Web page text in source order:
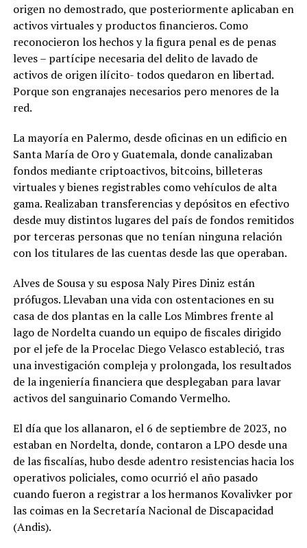
origen no demostrado, que posteriormente aplicaban en
activos virtuales y productos financieros. Como
reconocieron los hechos y la figura penal es de penas
leves – partícipe necesaria del delito de lavado de
activos de origen ilícito- todos quedaron en libertad.
Porque son engranajes necesarios pero menores de la
red.
La mayoría en Palermo, desde oficinas en un edificio en
Santa María de Oro y Guatemala, donde canalizaban
fondos mediante criptoactivos, bitcoins, billeteras
virtuales y bienes registrables como vehículos de alta
gama. Realizaban transferencias y depósitos en efectivo
desde muy distintos lugares del país de fondos remitidos
por terceras personas que no tenían ninguna relación
con los titulares de las cuentas desde las que operaban.
Alves de Sousa y su esposa Naly Pires Diniz están
prófugos. Llevaban una vida con ostentaciones en su
casa de dos plantas en la calle Los Mimbres frente al
lago de Nordelta cuando un equipo de fiscales dirigido
por el jefe de la Procelac Diego Velasco estableció, tras
una investigación compleja y prolongada, los resultados
de la ingeniería financiera que desplegaban para lavar
activos del sanguinario Comando Vermelho.
El día que los allanaron, el 6 de septiembre de 2023, no
estaban en Nordelta, donde, contaron a LPO desde una
de las fiscalías, hubo desde adentro resistencias hacia los
operativos policiales, como ocurrió el año pasado
cuando fueron a registrar a los hermanos Kovalivker por
las coimas en la Secretaría Nacional de Discapacidad
(Andis).